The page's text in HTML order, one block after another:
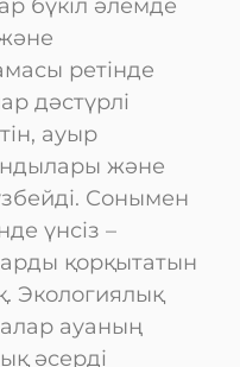
бүкіл әлемде
ретінде
дәстүрлі
ауыр
және
Сонымен
үнсіз –
қорқытатын
Экологиялық
ауаның
әсерді